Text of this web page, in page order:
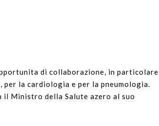
di collaborazione, in particolare
la cardiologia e per la pneumologia.
il Ministro della Salute azero al suo